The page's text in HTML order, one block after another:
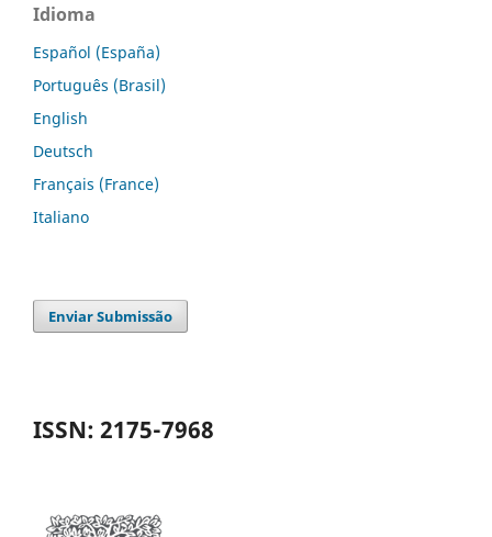
Idioma
Español (España)
Português (Brasil)
English
Deutsch
Français (France)
Italiano
Enviar Submissão
ISSN: 2175-7968